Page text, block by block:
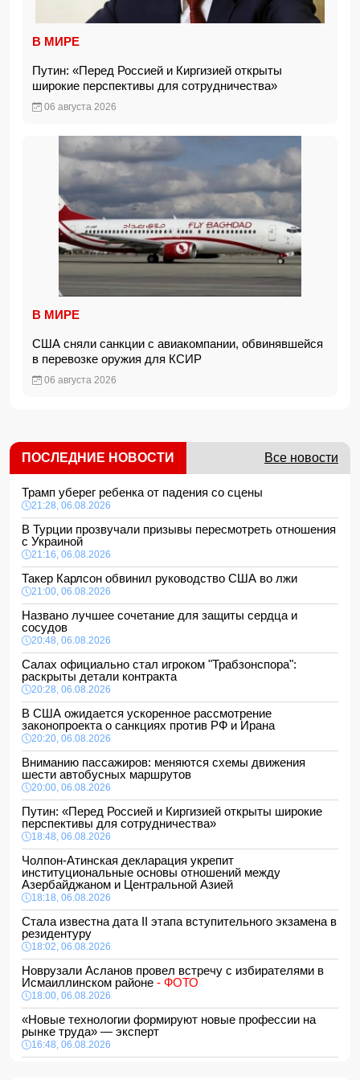
В МИРЕ
Путин: «Перед Россией и Киргизией открыты
широкие перспективы для сотрудничества»
06 августа 2026
В МИРЕ
США сняли санкции с авиакомпании, обвинявшейся
в перевозке оружия для КСИР
06 августа 2026
ПОСЛЕДНИЕ НОВОСТИ Все новости
Трамп уберег ребенка от падения со сцены
21:28, 06.08.2026
В Турции прозвучали призывы пересмотреть отношения
с Украиной
21:16, 06.08.2026
Такер Карлсон обвинил руководство США во лжи
21:00, 06.08.2026
Названо лучшее сочетание для защиты сердца и
сосудов
20:48, 06.08.2026
Салах официально стал игроком "Трабзонспора":
раскрыты детали контракта
20:28, 06.08.2026
В США ожидается ускоренное рассмотрение
законопроекта о санкциях против РФ и Ирана
20:20, 06.08.2026
Вниманию пассажиров: меняются схемы движения
шести автобусных маршрутов
20:00, 06.08.2026
Путин: «Перед Россией и Киргизией открыты широкие
перспективы для сотрудничества»
18:48, 06.08.2026
Чолпон-Атинская декларация укрепит
институциональные основы отношений между
Азербайджаном и Центральной Азией
18:18, 06.08.2026
Стала известна дата II этапа вступительного экзамена в
резидентуру
18:02, 06.08.2026
Новрузали Асланов провел встречу с избирателями в
Исмаиллинском районе - ФОТО
18:00, 06.08.2026
«Новые технологии формируют новые профессии на
рынке труда» — эксперт
16:48, 06.08.2026